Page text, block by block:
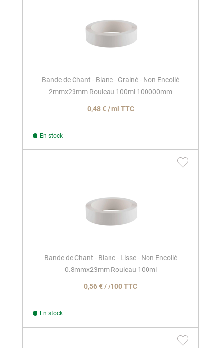
Bande de Chant - Blanc - Grainé - Non Encollé
2mmx23mm Rouleau 100ml 100000mm
0,48 € / ml TTC
En stock
Bande de Chant - Blanc - Lisse - Non Encollé
0.8mmx23mm Rouleau 100ml
0,56 € / /100 TTC
En stock